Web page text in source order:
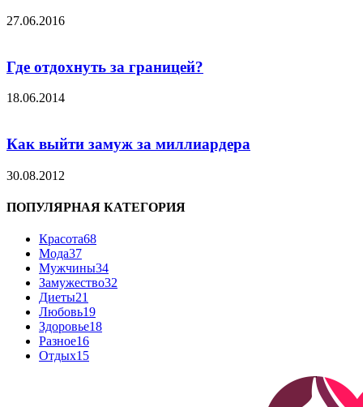
27.06.2016
Где отдохнуть за границей?
18.06.2014
Как выйти замуж за миллиардера
30.08.2012
ПОПУЛЯРНАЯ КАТЕГОРИЯ
Красота68
Мода37
Мужчины34
Замужество32
Диеты21
Любовь19
Здоровье18
Разное16
Отдых15